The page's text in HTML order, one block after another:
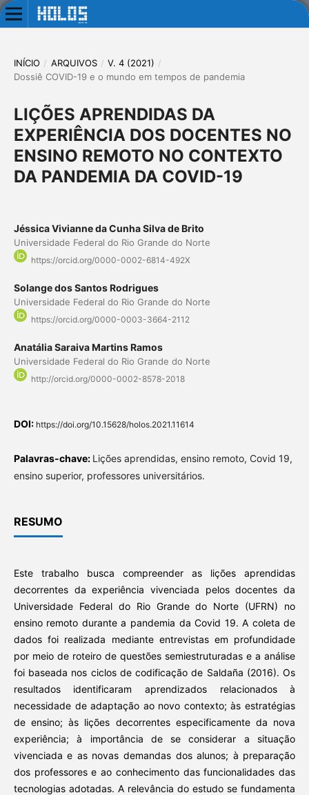
INÍCIO / ARQUIVOS / V. 4 (2021) /
Dossiê COVID-19 e o mundo em tempos de pandemia
LIÇÕES APRENDIDAS DA
EXPERIÊNCIA DOS DOCENTES NO
ENSINO REMOTO NO CONTEXTO
DA PANDEMIA DA COVID-19
Jéssica Vivianne da Cunha Silva de Brito
Universidade Federal do Rio Grande do Norte
https://orcid.org/0000-0002-6814-492X
Solange dos Santos Rodrigues
Universidade Federal do Rio Grande do Norte
https://orcid.org/0000-0003-3664-2112
Anatália Saraiva Martins Ramos
Universidade Federal do Rio Grande do Norte
http://orcid.org/0000-0002-8578-2018
DOI: https://doi.org/10.15628/holos.2021.11614
Palavras-chave: Lições aprendidas, ensino remoto, Covid 19,
ensino superior, professores universitários.
RESUMO
Este trabalho busca compreender as lições aprendidas
decorrentes da experiência vivenciada pelos docentes da
Universidade Federal do Rio Grande do Norte (UFRN) no
ensino remoto durante a pandemia da Covid 19. A coleta de
dados foi realizada mediante entrevistas em profundidade
por meio de roteiro de questões semiestruturadas e a análise
foi baseada nos ciclos de codificação de Saldaña (2016). Os
resultados identificaram aprendizados relacionados à
necessidade de adaptação ao novo contexto; às estratégias
de ensino; às lições decorrentes especificamente da nova
experiência; à importância de se considerar a situação
vivenciada e as novas demandas dos alunos; à preparação
dos professores e ao conhecimento das funcionalidades das
tecnologias adotadas. A relevância do estudo se fundamenta